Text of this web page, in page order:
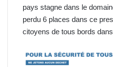
pays stagne dans le
perdu 6 places dans ce
citoyens de tous bords